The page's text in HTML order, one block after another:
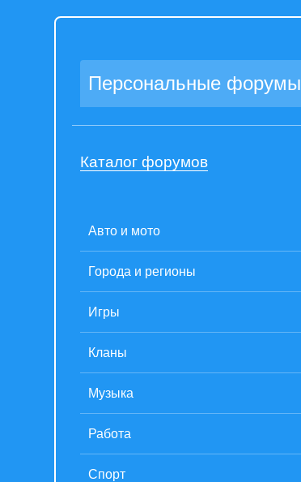
Персональные форумы
Каталог форумов
Авто и мото
Города и регионы
Игры
Кланы
Музыка
Работа
Спорт